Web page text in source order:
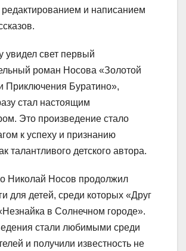
и написанием
увидел свет первый
роман Носова «Золотой
Приключения Буратино»,
стал настоящим
Это произведение стало
к успеху и признанию
талантливого детского автора.
Николай Носов продолжил
для детей, среди которых «Друг
в Солнечном городе».
стали любимыми среди
и получили известность не